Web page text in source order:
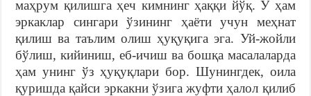
маҳрум қилишга ҳеч кимнинг ҳаққи йўқ. У ҳам
эркаклар сингари ўзининг ҳаёти учун меҳнат
қилиш ва таълим олиш ҳуқуқига эга. Уй-жойли
бўлиш, кийиниш, еб-ичиш ва бошқа масалаларда
ҳам унинг ўз ҳуқуқлари бор. Шунингдек, оила
қуришда қайси эркакни ўзига жуфти ҳалол қилиб